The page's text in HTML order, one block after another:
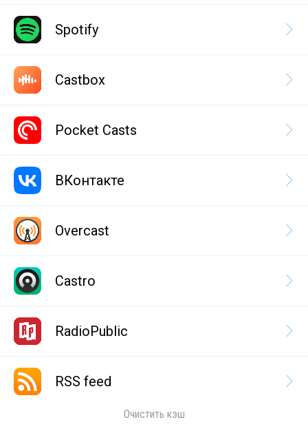
Spotify
Castbox
Pocket Casts
ВКонтакте
Overcast
Castro
RadioPublic
RSS feed
Очистить кэш